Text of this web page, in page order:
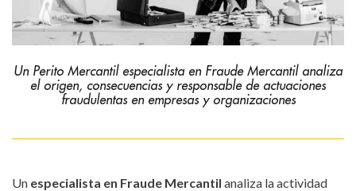
Un Perito Mercantil especialista en Fraude Mercantil analiza
el origen, consecuencias y responsable de actuaciones
fraudulentas en empresas y organizaciones
Un especialista en Fraude Mercantil analiza la actividad